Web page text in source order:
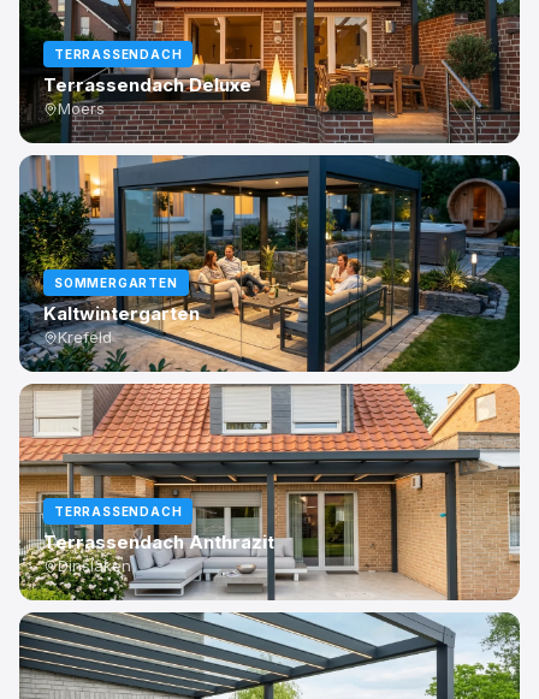
TERRASSENDACH
Terrassendach Deluxe
Moers
SOMMERGARTEN
Kaltwintergarten
Krefeld
TERRASSENDACH
Terrassendach Anthrazit
Dinslaken